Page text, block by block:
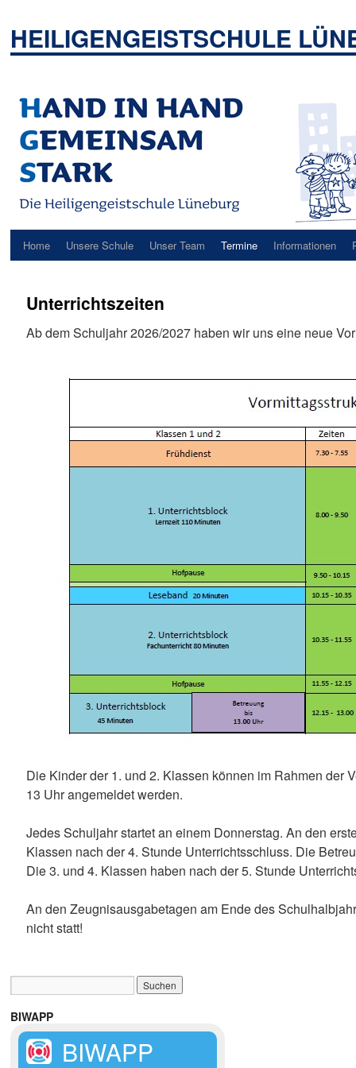
springen
HEILIGENGEISTSCHULE
Home Unsere Schule Unser Team Termine Informationen
Unterrichtszeiten
Ab dem Schuljahr 2026/2027 haben wir uns eine neue
Die Kinder der 1. und 2. Klassen können im Rahmen der
13 Uhr angemeldet werden.
Jedes Schuljahr startet an einem Donnerstag. An den
Klassen nach der 4. Stunde Unterrichtsschluss. Die
Die 3. und 4. Klassen haben nach der 5. Stunde
An den Zeugnisausgabetagen am Ende des
nicht statt!
BIWAPP
BIWAPP